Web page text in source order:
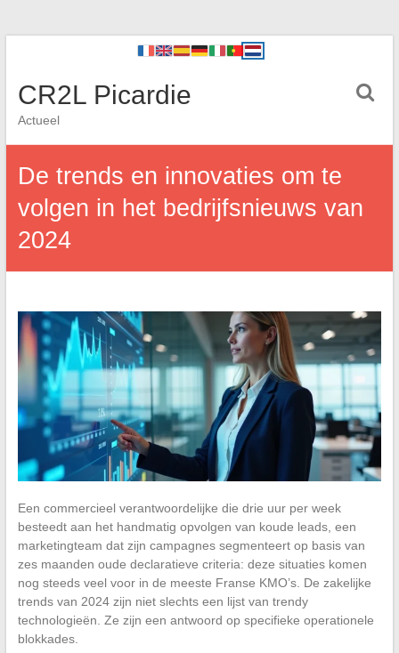
CR2L Picardie
Actueel
De trends en innovaties om te
volgen in het bedrijfsnieuws van
2024
Een commercieel verantwoordelijke die drie uur per week
besteedt aan het handmatig opvolgen van koude leads, een
marketingteam dat zijn campagnes segmenteert op basis van
zes maanden oude declaratieve criteria: deze situaties komen
nog steeds veel voor in de meeste Franse KMO’s. De zakelijke
trends van 2024 zijn niet slechts een lijst van trendy
technologieën. Ze zijn een antwoord op specifieke operationele
blokkades.